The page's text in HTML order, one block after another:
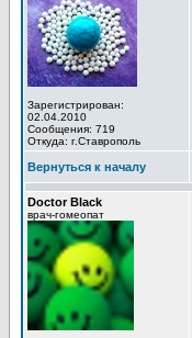
Зарегистрирован:
02.04.2010
Сообщения: 719
Откуда: г.Ставрополь
Вернуться к началу
Doctor Black
врач-гомеопат